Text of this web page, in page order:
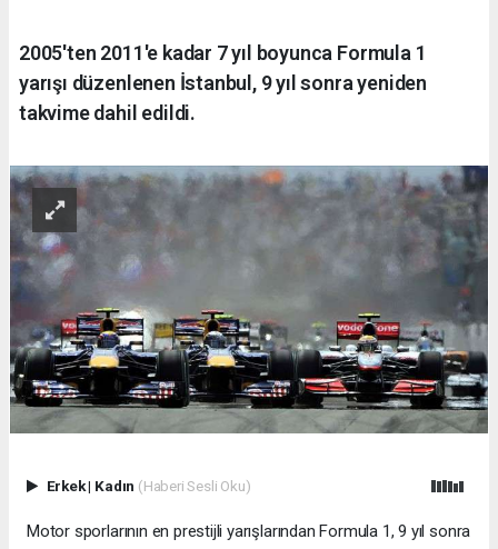
2005'ten 2011'e kadar 7 yıl boyunca Formula 1
yarışı düzenlenen İstanbul, 9 yıl sonra yeniden
takvime dahil edildi.
Erkek| Kadın (Haberi Sesli Oku)
Motor sporlarının en prestijli yarışlarından Formula 1, 9 yıl sonra